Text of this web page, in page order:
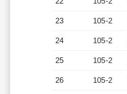
23 105-2
24 105-2
25 105-2
26 105-2